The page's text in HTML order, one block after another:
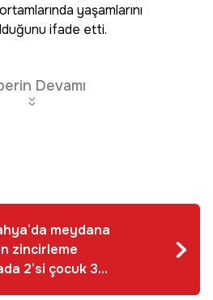
yaşamlarını
ifade etti.
Devamı
meydana
zincirleme
2’si çocuk 3